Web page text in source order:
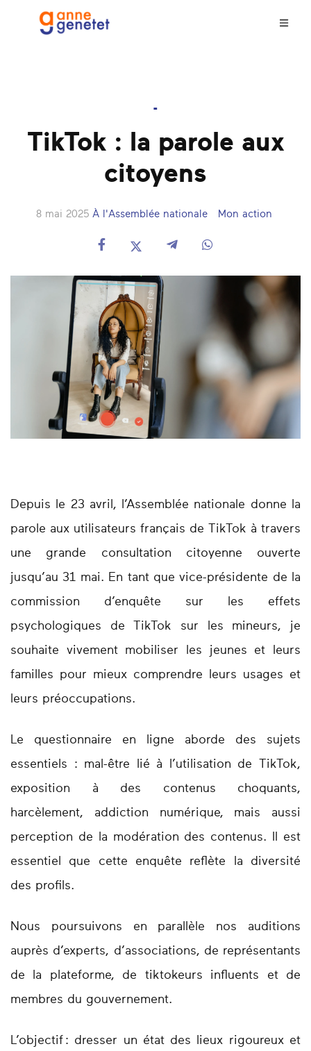
-
TikTok : la parole aux
citoyens
8 mai 2025 À l'Assemblée nationale Mon action
Depuis le 23 avril, l’Assemblée nationale donne la
parole aux utilisateurs français de TikTok à travers
une grande consultation citoyenne ouverte
jusqu’au 31 mai. En tant que vice-présidente de la
commission d’enquête sur les effets
psychologiques de TikTok sur les mineurs, je
souhaite vivement mobiliser les jeunes et leurs
familles pour mieux comprendre leurs usages et
leurs préoccupations.
Le questionnaire en ligne aborde des sujets
essentiels : mal-être lié à l’utilisation de TikTok,
exposition à des contenus choquants,
harcèlement, addiction numérique, mais aussi
perception de la modération des contenus. Il est
essentiel que cette enquête reflète la diversité
des profils.
Nous poursuivons en parallèle nos auditions
auprès d’experts, d’associations, de représentants
de la plateforme, de tiktokeurs influents et de
membres du gouvernement.
L’objectif : dresser un état des lieux rigoureux et